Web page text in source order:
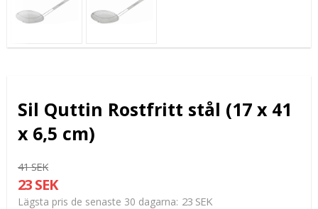
Sil Quttin Rostfritt stål (17 x 41
x 6,5 cm)
41 SEK
23 SEK
Lägsta pris de senaste 30 dagarna 23 SEK